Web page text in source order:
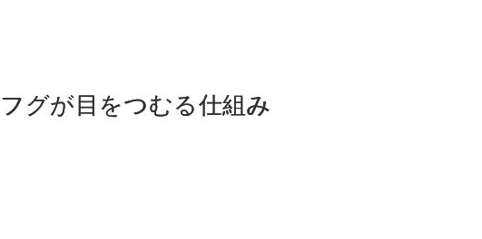
グが目をつむる仕組み